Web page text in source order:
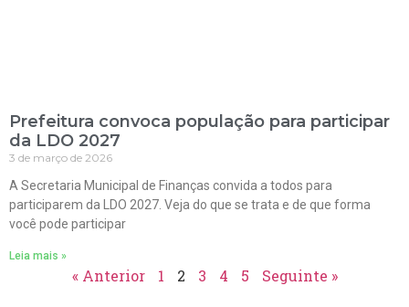
Prefeitura convoca população para participar
da LDO 2027
3 de março de 2026
A Secretaria Municipal de Finanças convida a todos para
participarem da LDO 2027. Veja do que se trata e de que forma
você pode participar
Leia mais »
« Anterior 1 2 3 4 5 Seguinte »